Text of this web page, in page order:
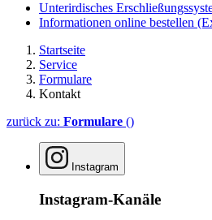
Unterirdisches
Informationen online bestellen
Startseite
Service
Formulare
Kontakt
zurück zu: Formulare ()
Instagram
Instagram-Kanäle